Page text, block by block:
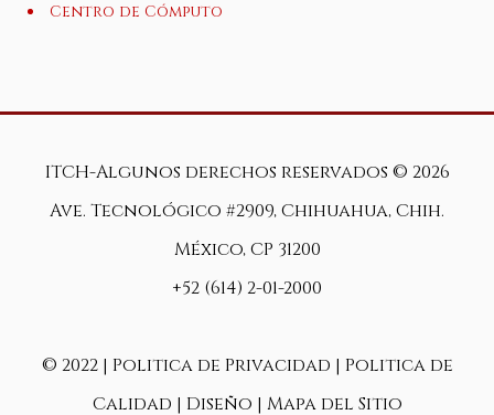
Centro de Cómputo
ITCH-Algunos derechos reservados © 2026
Ave. Tecnológico #2909, Chihuahua, Chih.
México, CP 31200
+52 (614) 2-01-2000
© 2022 | Politica de Privacidad | Politica de
Calidad | Diseño | Mapa del Sitio